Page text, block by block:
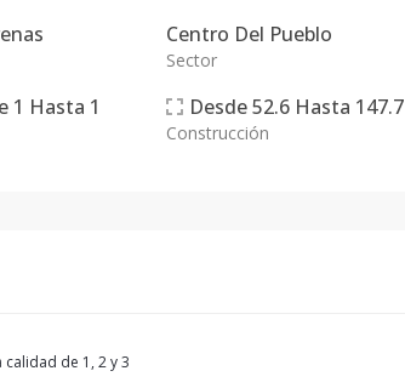
Centro Del Pueblo
Sector
1 Hasta 1 Desde52.6 Hasta 147.7
Construcción
de 1, 2 y 3